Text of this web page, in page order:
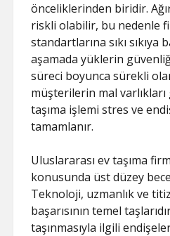
önceliklerinden biridir.
riskli olabilir, bu nedenle
standartlarına sıkı sıkıya
aşamada yüklerin
süreci boyunca sürekli
müşterilerin mal varlıkları
taşıma işlemi stres ve
tamamlanır.
Uluslararası ev taşıma
konusunda üst düzey
Teknoloji, uzmanlık ve
başarısının temel
taşınmasıyla ilgili